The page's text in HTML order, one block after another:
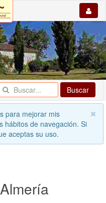
Buscar
para mejorar mis
hábitos de navegación. Si
aceptas su uso.